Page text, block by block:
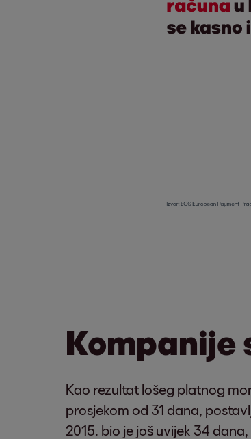
Kompanije
Kao rezultat lošeg platnog
prosjekom od 31 dana,
2015. bio je još uvijek 34 dana,